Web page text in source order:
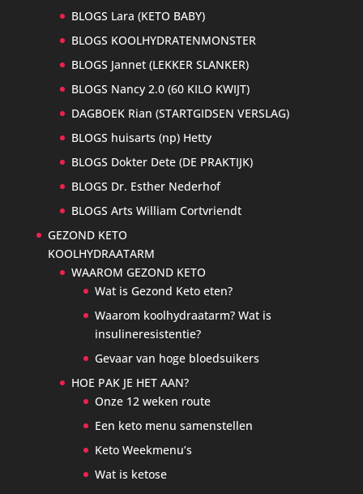
BLOGS Lara (KETO BABY)
BLOGS KOOLHYDRATENMONSTER
BLOGS Jannet (LEKKER SLANKER)
BLOGS Nancy 2.0 (60 KILO KWIJT)
DAGBOEK Rian (STARTGIDSEN VERSLAG)
BLOGS huisarts (np) Hetty
BLOGS Dokter Dete (DE PRAKTIJK)
BLOGS Dr. Esther Nederhof
BLOGS Arts William Cortvriendt
GEZOND KETO
KOOLHYDRAATARM
WAAROM GEZOND KETO
Wat is Gezond Keto eten?
Waarom koolhydraatarm? Wat is
insulineresistentie?
Gevaar van hoge bloedsuikers
HOE PAK JE HET AAN?
Onze 12 weken route
Een keto menu samenstellen
Keto Weekmenu’s
Wat is ketose